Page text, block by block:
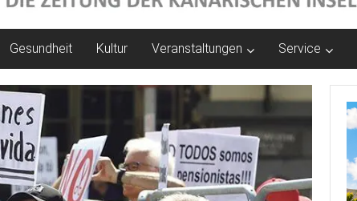
Gesundheit Kultur Veranstaltungen Service